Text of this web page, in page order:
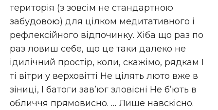
територія (з зовсім не стандартною
забудовою) для цілком медитативного і
рефлексійного відпочинку. Хіба що раз по
раз ловиш себе, що це таки далеко не
ідилічний простір, коли, скажімо, рядкам І
ті вітри у верховітті Не цілять люто вже в
зіниці, І батоги зав’юг зловісні Не б’ють в
обличчя прямовисно. … Лише навскісно.